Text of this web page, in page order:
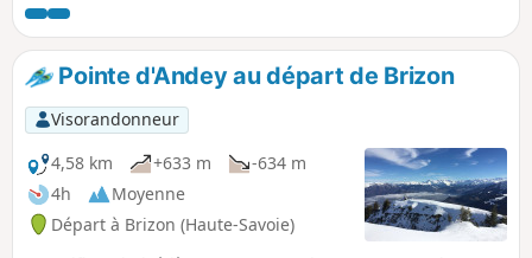
Pointe d'Andey au départ de Brizon
Visorandonneur
4,58 km
+633 m
-634 m
4h
Moyenne
Départ à Brizon (Haute-Savoie)